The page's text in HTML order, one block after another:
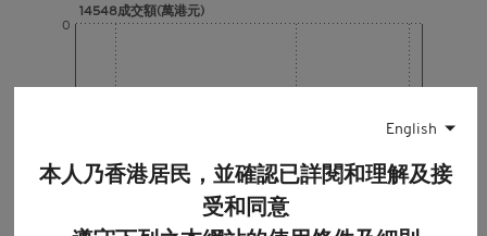
English
本人乃香港居民，並確認已詳閱和理解及接
受和同意
14548成交額(萬港元)
0